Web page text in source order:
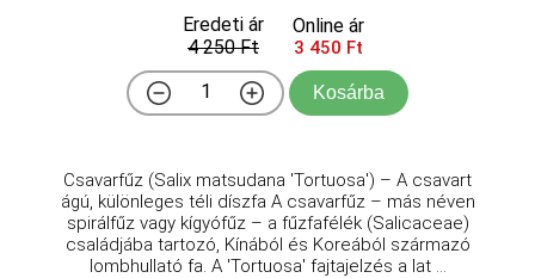
Eredeti ár
4 250 Ft
Online ár
3 450 Ft
Kosárba
Csavarfűz (Salix matsudana 'Tortuosa') – A csavart
ágú, különleges téli díszfa A csavarfűz – más néven
spirálfűz vagy kígyófűz – a fűzfafélék (Salicaceae)
családjába tartozó, Kínából és Koreából származó
lombhullató fa. A 'Tortuosa' fajtajelzés a lat ...